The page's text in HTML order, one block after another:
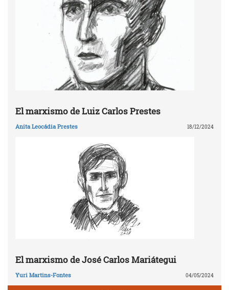
El marxismo de Luiz Carlos Prestes
Anita Leocádia Prestes 18/12/2024
El marxismo de José Carlos Mariátegui
Yuri Martins-Fontes 04/05/2024